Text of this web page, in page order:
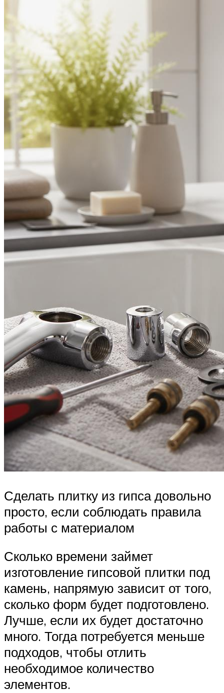
Сделать плитку из гипса довольно
просто, если соблюдать правила
работы с материалом
Сколько времени займет
изготовление гипсовой плитки под
камень, напрямую зависит от того,
сколько форм будет подготовлено.
Лучше, если их будет достаточно
много. Тогда потребуется меньше
подходов, чтобы отлить
необходимое количество
элементов.